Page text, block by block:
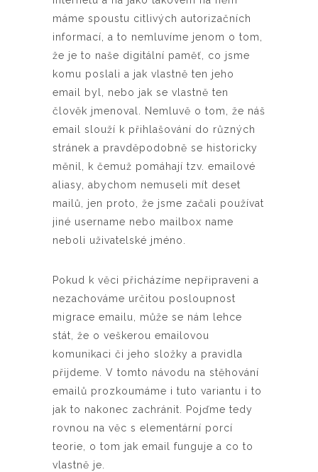
máme spoustu citlivých autorizačních
informací, a to nemluvíme jenom o tom,
že je to naše digitální paměť, co jsme
komu poslali a jak vlastně ten jeho
email byl, nebo jak se vlastně ten
člověk jmenoval. Nemluvě o tom, že náš
email slouží k přihlašování do různých
stránek a pravděpodobně se historicky
měnil, k čemuž pomáhají tzv. emailové
aliasy, abychom nemuseli mít deset
mailů, jen proto, že jsme začali používat
jiné username nebo mailbox name
neboli uživatelské jméno.
Pokud k věci přicházíme nepřipraveni a
nezachováme určitou posloupnost
migrace emailu, může se nám lehce
stát, že o veškerou emailovou
komunikaci či jeho složky a pravidla
přijdeme. V tomto návodu na stěhování
emailů prozkoumáme i tuto variantu i to
jak to nakonec zachránit. Pojďme tedy
rovnou na věc s elementární porcí
teorie, o tom jak email funguje a co to
vlastně je.